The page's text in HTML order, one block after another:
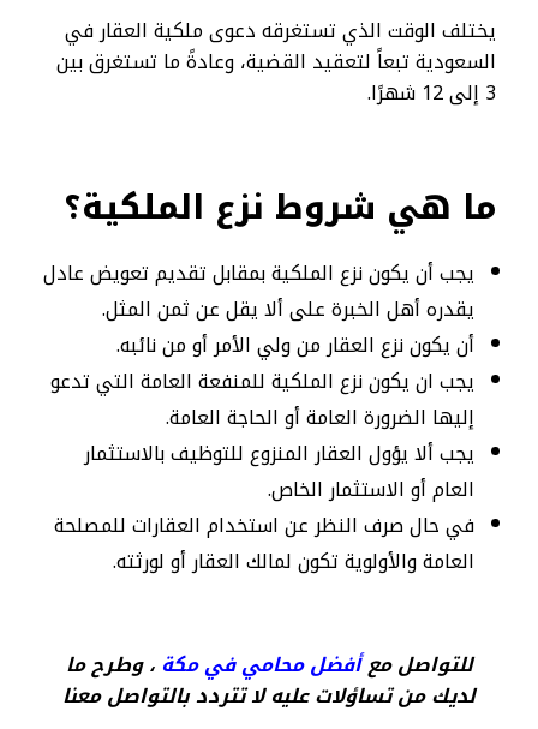
يختلف الوقت الذي تستغرقه دعوى ملكية العقار في
السعودية تبعاً لتعقيد القضية، وعادةً ما تستغرق بين
3 إلى 12 شهرًا.
ما هي شروط نزع الملكية؟
يجب أن يكون نزع الملكية بمقابل تقديم تعويض عادل
يقدره أهل الخبرة على ألا يقل عن ثمن المثل.
أن يكون نزع العقار من ولي الأمر أو من نائبه.
يجب ان يكون نزع الملكية للمنفعة العامة التي تدعو
إليها الضرورة العامة أو الحاجة العامة.
يجب ألا يؤول العقار المنزوع للتوظيف بالاستثمار
العام أو الاستثمار الخاص.
في حال صرف النظر عن استخدام العقارات للمصلحة
العامة والأولوية تكون لمالك العقار أو لورثته.
للتواصل معأفضل محامي في مكة ، وطرح ما
لديك من تساؤلات عليه لا تتردد بالتواصل معنا